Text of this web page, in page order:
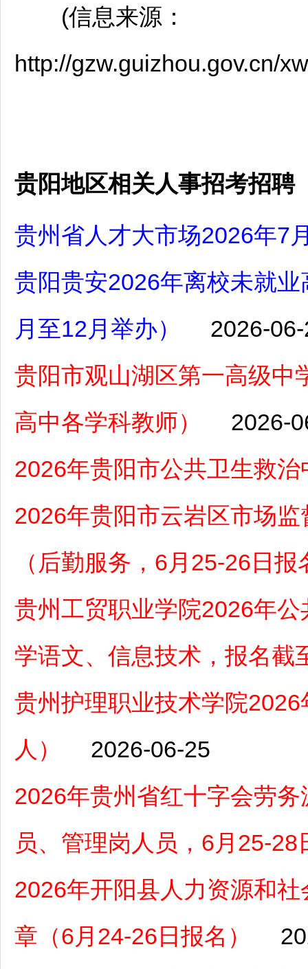
(信息来源：
http://gzw.guizhou.gov.cn/
贵阳地区相关人事招考招聘
贵州省人才大市场2026年7
贵阳贵安2026年离校未就
月至12月举办）
2026-
贵阳市观山湖区第一高级中
高中各学科教师）
2026-
2026年贵阳市公共卫生救
2026年贵阳市云岩区市场
（后勤服务，6月25-26日报
贵州工贸职业学院2026年
学语文、信息技术，报名截
贵州护理职业技术学院
人）
2026-06-25
2026年贵州省红十字会劳
员、管理岗人员，6月25-28
2026年开阳县人力资源和
章（6月24-26日报名）